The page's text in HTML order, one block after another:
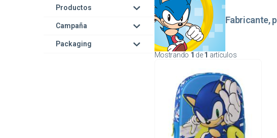
Productos
Campaña
Packaging
Fabricante,
Mostrando 1 de1 artículos